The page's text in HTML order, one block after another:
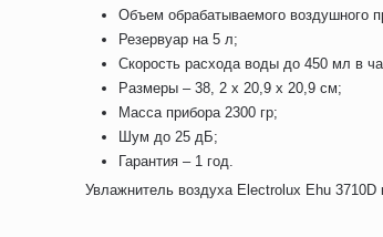
Объем обрабатываемого воздушного
Резервуар на 5 л;
Скорость расхода воды до 450 мл в
Размеры – 38, 2 х 20,9 х 20,9 см;
Масса прибора 2300 гр;
Шум до 25 дБ;
Гарантия – 1 год.
Увлажнитель воздуха Electrolux Ehu